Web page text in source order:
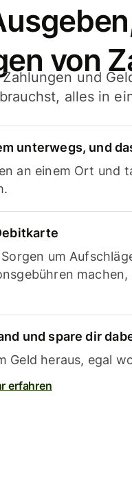
von
und
alles in
unterwegs, und
an einem Ort und
um
und spare dir
Geld heraus, egal
erfahren